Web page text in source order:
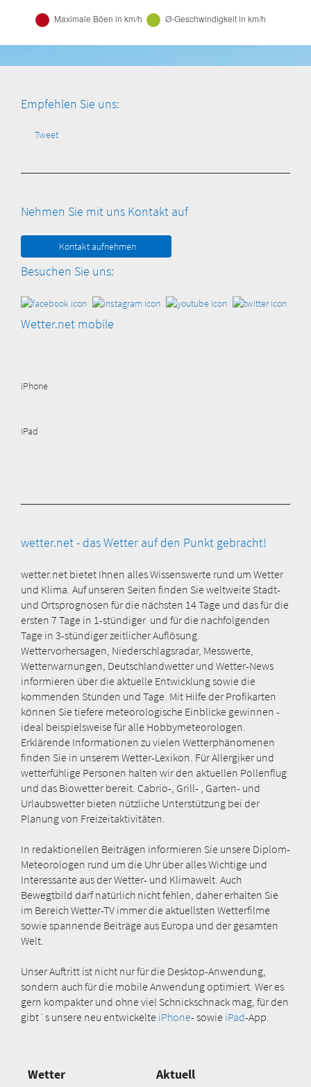
Empfehlen Sie uns:
Tweet
Nehmen Sie mit uns Kontakt auf
Kontakt aufnehmen
Besuchen Sie uns:
Wetter.net mobile
iPhone
iPad
wetter.net - das Wetter auf den Punkt gebracht!
wetter.net bietet Ihnen alles Wissenswerte rund um Wetter
und Klima. Auf unseren Seiten finden Sie weltweite Stadt-
und Ortsprognosen für die nächsten 14 Tage und das für die
ersten 7 Tage in 1-stündiger und für die nachfolgenden
Tage in 3-stündiger zeitlicher Auflösung.
Wettervorhersagen, Niederschlagsradar, Messwerte,
Wetterwarnungen, Deutschlandwetter und Wetter-News
informieren über die aktuelle Entwicklung sowie die
kommenden Stunden und Tage. Mit Hilfe der Profikarten
können Sie tiefere meteorologische Einblicke gewinnen -
ideal beispielsweise für alle Hobbymeteorologen.
Erklärende Informationen zu vielen Wetterphänomenen
finden Sie in unserem Wetter-Lexikon. Für Allergiker und
wetterfühlige Personen halten wir den aktuellen Pollenflug
und das Biowetter bereit. Cabrio-, Grill- , Garten- und
Urlaubswetter bieten nützliche Unterstützung bei der
Planung von Freizeitaktivitäten.
In redaktionellen Beiträgen informieren Sie unsere Diplom-
Meteorologen rund um die Uhr über alles Wichtige und
Interessante aus der Wetter- und Klimawelt. Auch
Bewegtbild darf natürlich nicht fehlen, daher erhalten Sie
im Bereich Wetter-TV immer die aktuellsten Wetterfilme
sowie spannende Beiträge aus Europa und der gesamten
Welt.
Unser Auftritt ist nicht nur für die Desktop-Anwendung,
sondern auch für die mobile Anwendung optimiert. Wer es
gern kompakter und ohne viel Schnickschnack mag, für den
gibt´s unsere neu entwickelte iPhone- sowie iPad-App.
Wetter Aktuell